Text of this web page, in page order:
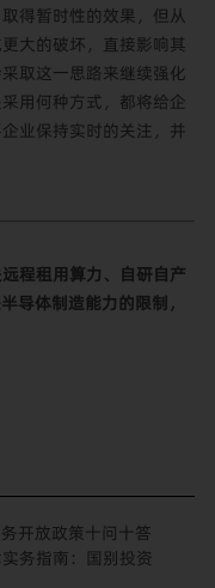
得暂时性的效果，但从
大的破坏，直接影响其
取这一思路来继续强化
用何种方式，都将给企
业保持实时的关注，并
程租用算力、自研自产
导体制造能力的限制，
开放政策十问十答
务指南：国别投资